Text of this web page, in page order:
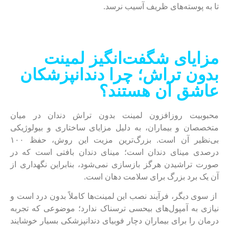
تا به پوسته‌های ظریف آسیب نرسد.
مزایای شگفت‌انگیز لمینت
بدون تراش؛ چرا دندانپزشکان
عاشق آن هستند؟
محبوبیت روزافزون لمینت بدون تراش دندان در میان
متخصصان و بیماران، به دلیل مزایای ساختاری و بیولوژیکی
بی‌نظیر آن است. بزرگ‌ترین مزیت این روش، حفظ ۱۰۰
درصدی مینای دندان است؛ مینای دندان بافتی است که در
صورت تراشیدن هرگز بازسازی نمی‌شود، بنابراین نگهداری از
آن یک برد بزرگ برای سلامت دهان است.
از سوی دیگر، فرآیند نصب این لمینت‌ها کاملاً بدون درد است و
نیازی به آمپول‌های بیحسی ترسناک ندارد؛ موضوعی که تجربه
درمان را برای بیمارانِ دچار فوبیای دندانپزشکی بسیار خوشایند